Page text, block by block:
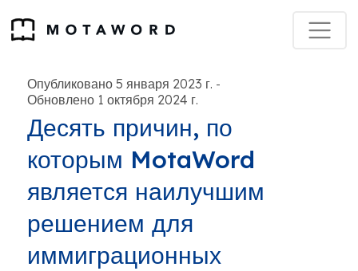
Опубликовано 5 января 2023 г. -
Обновлено 1 октября 2024 г.
Десять причин, по
которым MotaWord
является наилучшим
решением для
иммиграционных